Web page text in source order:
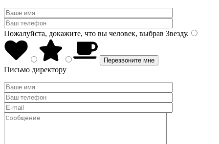
Пожалуйста, докажите, что вы человек, выбрав Звезду.
Письмо директору